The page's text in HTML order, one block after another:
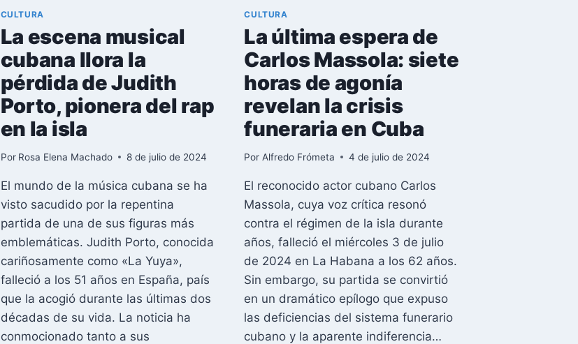
CULTURA
La escena musical
cubana llora la
pérdida de Judith
Porto, pionera del rap
en la isla
Por Rosa Elena Machado 8 de julio de 2024
El mundo de la música cubana se ha
visto sacudido por la repentina
partida de una de sus figuras más
emblemáticas. Judith Porto, conocida
cariñosamente como «La Yuya»,
falleció a los 51 años en España, país
que la acogió durante las últimas dos
décadas de su vida. La noticia ha
conmocionado tanto a sus
CULTURA
La última espera de
Carlos Massola: siete
horas de agonía
revelan la crisis
funeraria en Cuba
Por Alfredo Frómeta 4 de julio de 2024
El reconocido actor cubano Carlos
Massola, cuya voz crítica resonó
contra el régimen de la isla durante
años, falleció el miércoles 3 de julio
de 2024 en La Habana a los 62 años.
Sin embargo, su partida se convirtió
en un dramático epílogo que expuso
las deficiencias del sistema funerario
cubano y la aparente indiferencia…